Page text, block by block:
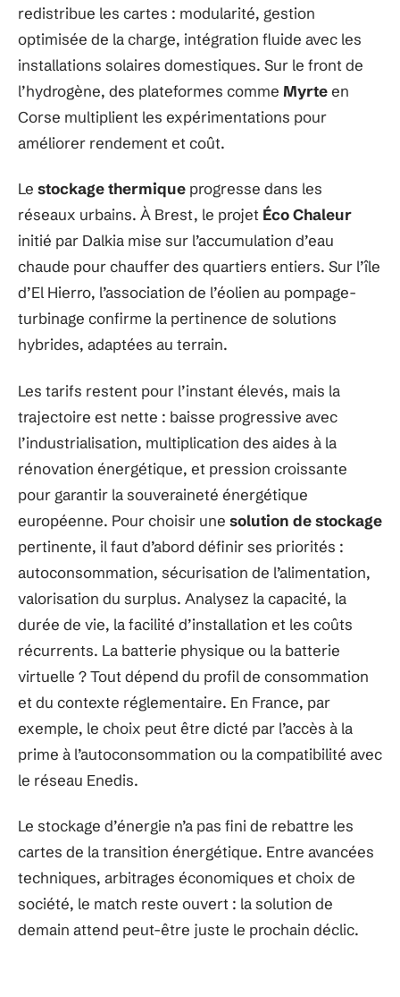
redistribue les cartes : modularité, gestion
optimisée de la charge, intégration fluide avec les
installations solaires domestiques. Sur le front de
l’hydrogène, des plateformes comme Myrteen
Corse multiplient les expérimentations pour
améliorer rendement et coût.
Le stockage thermique progresse dans les
réseaux urbains. À Brest, le projet Éco Chaleur
initié par Dalkia mise sur l’accumulation d’eau
chaude pour chauffer des quartiers entiers. Sur l’île
d’El Hierro, l’association de l’éolien au pompage-
turbinage confirme la pertinence de solutions
hybrides, adaptées au terrain.
Les tarifs restent pour l’instant élevés, mais la
trajectoire est nette : baisse progressive avec
l’industrialisation, multiplication des aides à la
rénovation énergétique, et pression croissante
pour garantir la souveraineté énergétique
européenne. Pour choisir une solution de stockage
pertinente, il faut d’abord définir ses priorités :
autoconsommation, sécurisation de l’alimentation,
valorisation du surplus. Analysez la capacité, la
durée de vie, la facilité d’installation et les coûts
récurrents. La batterie physique ou la batterie
virtuelle ? Tout dépend du profil de consommation
et du contexte réglementaire. En France, par
exemple, le choix peut être dicté par l’accès à la
prime à l’autoconsommation ou la compatibilité avec
le réseau Enedis.
Le stockage d’énergie n’a pas fini de rebattre les
cartes de la transition énergétique. Entre avancées
techniques, arbitrages économiques et choix de
société, le match reste ouvert : la solution de
demain attend peut-être juste le prochain déclic.